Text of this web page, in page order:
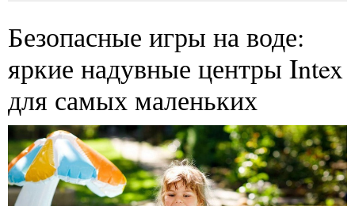
Безопасные игры на воде:
яркие надувные центры Intex
для самых маленьких